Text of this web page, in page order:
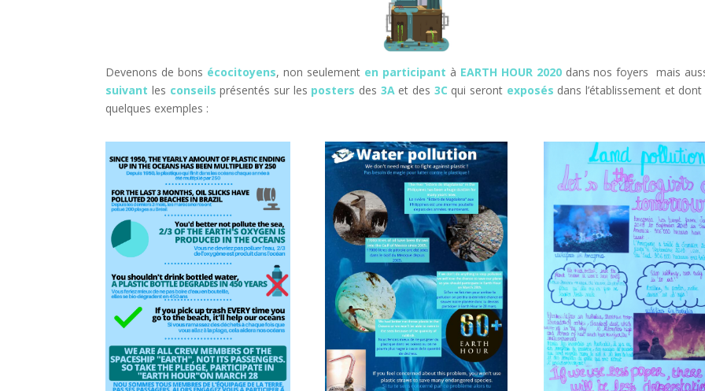
Devenons de bons écocitoyens, non seulement en participant à EARTH HOUR 2020dans nos foyers mais
suivant les conseils présentés sur les posters des 3A et des 3C qui seront exposés dans l’établissement et dont
quelques exemples :